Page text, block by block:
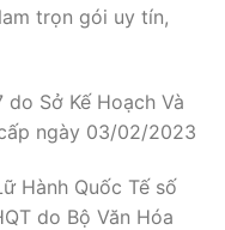
trọn gói uy tín,
Sở Kế Hoạch Và
ngày 03/02/2023
Hành Quốc Tế số
do Bộ Văn Hóa